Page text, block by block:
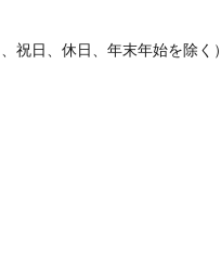
祝日、休日、年末年始を除く）